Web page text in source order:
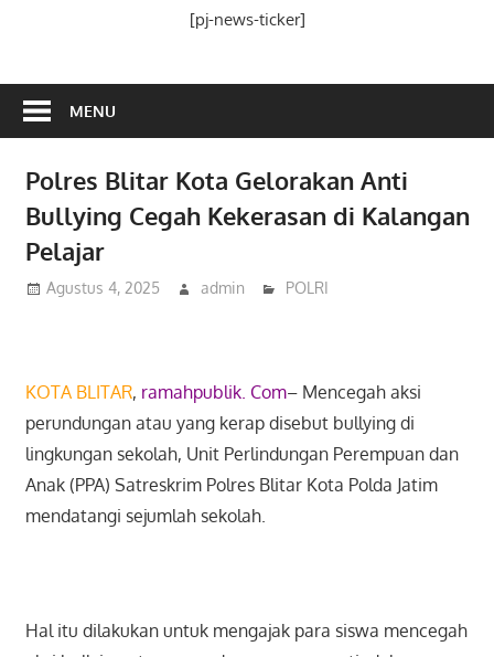
[pj-news-ticker]
MENU
Polres Blitar Kota Gelorakan Anti
Bullying Cegah Kekerasan di Kalangan
Pelajar
Agustus 4, 2025 admin POLRI
KOTA BLITAR, ramahpublik. Com– Mencegah aksi
perundungan atau yang kerap disebut bullying di
lingkungan sekolah, Unit Perlindungan Perempuan dan
Anak (PPA) Satreskrim Polres Blitar Kota Polda Jatim
mendatangi sejumlah sekolah.
Hal itu dilakukan untuk mengajak para siswa mencegah